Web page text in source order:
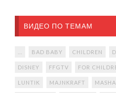
ВИДЕО ПО ТЕМАМ
BAD BABY CHILDREN
DISNEY FFGTV FOR
LUNTIK MAJNKRAFT